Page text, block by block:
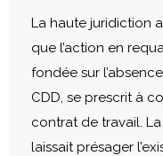
La haute juridiction
que l’action en
fondée sur
CDD, se prescrit à
contrat de travail.
laissait présager